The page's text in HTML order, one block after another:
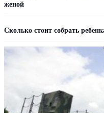
женой
Сколько стоит собрать